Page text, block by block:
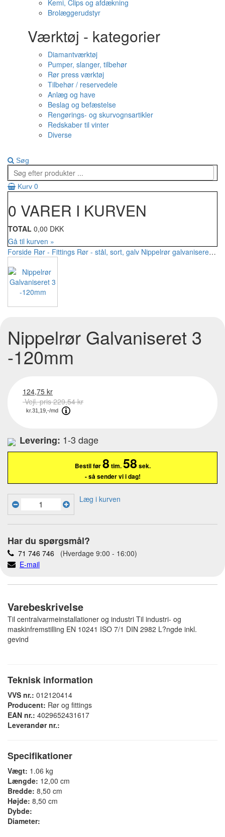
Kemi, Clips og afdækning
Brolæggerudstyr
Værktøj - kategorier
Diamantværktøj
Pumper, slanger, tilbehør
Rør press værktøj
Tilbehør / reservedele
Anlæg og have
Beslag og befæstelse
Rengørings- og skurvognsartikler
Redskaber til vinter
Diverse
Søg
Kurv 0
0 VARER I KURVEN
TOTAL 0,00 DKK
Gå til kurven »
Forside Rør - Fittings Rør - stål, sort, galv Nippelrør galvaniseret
Nippelrør Galvaniseret 3
-120mm
124,75 kr
Vejl. pris 229,54 kr
Levering: 1-3 dage
Bestil før8 tim.57 sek.
- så sender vi i dag!
Læg i kurven
Har du spørgsmål?
71 746 746 (Hverdage 9:00 - 16:00)
E-mail
Varebeskrivelse
Til centralvarmeinstallationer og industri Til industri- og
maskinfremstilling EN 10241 ISO 7/1 DIN 2982 L?ngde inkl.
gevind
Teknisk information
VVS nr.: 012120414
Producent: Rør og fittings
EAN nr.: 4029652431617
Leverandør nr.:
Specifikationer
Vægt: 1.06 kg
Længde: 12,00 cm
Bredde: 8,50 cm
Højde: 8,50 cm
Dybde:
Diameter: